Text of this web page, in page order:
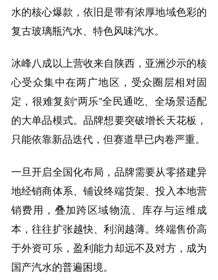
水的核心爆款，依旧是带有浓厚地域色彩的
复古玻璃瓶汽水、特色风味汽水。
冰峰八成以上营收来自陕西，亚洲沙示的核
心受众集中在两广地区，受众圈层相对固
定，很难复刻“两乐”全民通吃、全场景适配
的大单品模式。品牌想要突破增长天花板，
只能依靠新品迭代，但赛道早已内卷严重。
一旦开启全国化布局，品牌需要从零搭建异
地经销商体系、铺设终端货架、投入本地营
销费用，叠加跨区域物流、库存与运维成
本，往往扩张越快、利润越薄。终端售价高
于外资可乐，盈利能力却远不及对方，成为
国产汽水的普遍困境。